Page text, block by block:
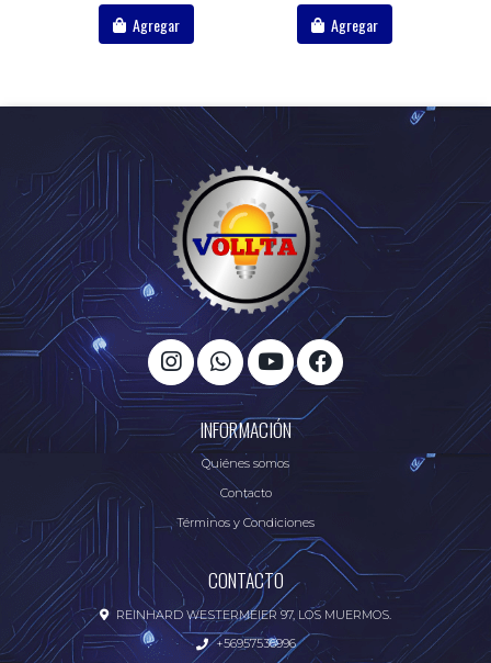
Agregar Agregar
INFORMACIÓN
Quiénes somos
Contacto
Términos y Condiciones
CONTACTO
REINHARD WESTERMEIER 97, LOS MUERMOS.
+56957536996